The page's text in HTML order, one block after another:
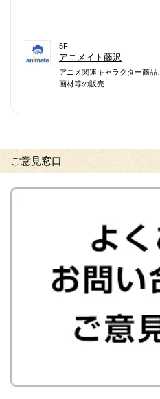
5F
アニメイト藤沢
アニメ関連キャラクター商品
画材等の販売
ご意見窓口